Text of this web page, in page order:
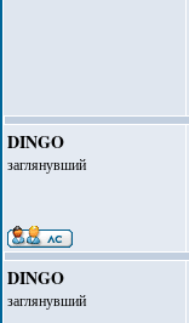
DINGO
заглянувший
DINGO
заглянувший